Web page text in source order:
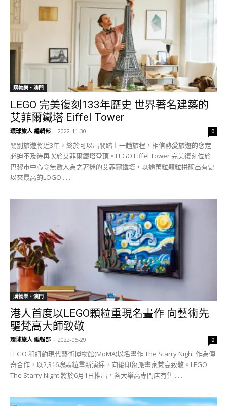
購物樂‧澳門
LEGO 完美復刻133年歷史 世界著名建築的
艾菲爾鐵塔 Eiffel Tower
環球旅人 編輯部 - 2022-11-30 0
闊別旅遊將近3年，終於可以出關踏上一趟旅程，相信熱愛旅遊的您定
必迫不及待再次於艾菲爾鐵塔登頂。LEGO Eiffel Tower 完美復刻位於
巴黎市中心令無數人為之著迷的艾菲爾鐵塔，以逾萬粒顆粒拼砌出有史
以來最高的LOGO......
購物樂‧澳門
港人首度以LEGO顆粒重現名畫作 向藝術先
驅梵高大師致敬
環球旅人 編輯部 - 2022-05-29 0
LEGO 和紐約現代藝術博物館(MoMA)以名畫作 The Starry Night 作為傳
奇合作，以2,316塊顆粒重新演繹，向後印象派畫家梵高致敬。LEGO
The Starry Night 將於6月1日推出，各大樂高專門店有售......